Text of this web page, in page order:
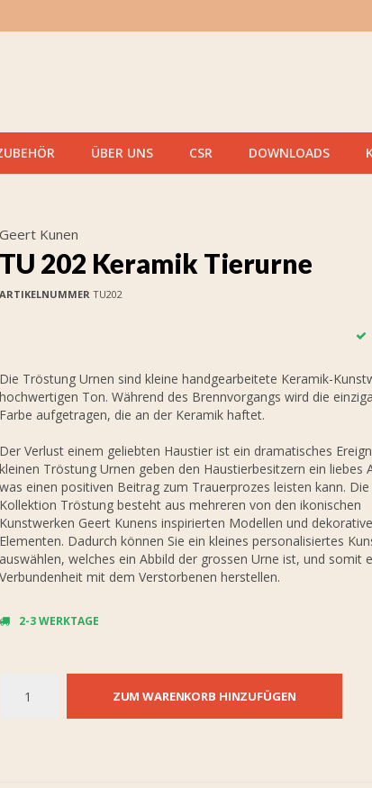
ÜBER UNS CSR DOWNLOADS
Geert Kunen
TU 202 Keramik Tierurne
ARTIKELNUMMERTU202
Die Tröstung Urnen sind kleine handgearbeitete Keramik-
hochwertigen Ton. Während des Brennvorgangs wird die
Farbe aufgetragen, die an der Keramik haftet.
Der Verlust einem geliebten Haustier ist ein dramatisches
kleinen Tröstung Urnen geben den Haustierbesitzern ein liebes
was einen positiven Beitrag zum Trauerprozes leisten kann.
Kollektion Tröstung besteht aus mehreren von den ikonischen
Kunstwerken Geert Kunens inspirierten Modellen und
Elementen. Dadurch können Sie ein kleines personalisiertes
auswählen, welches ein Abbild der grossen Urne ist, und somit
Verbundenheit mit dem Verstorbenen herstellen.
2-3 WERKTAGE
ZUM WARENKORB HINZUFÜGEN